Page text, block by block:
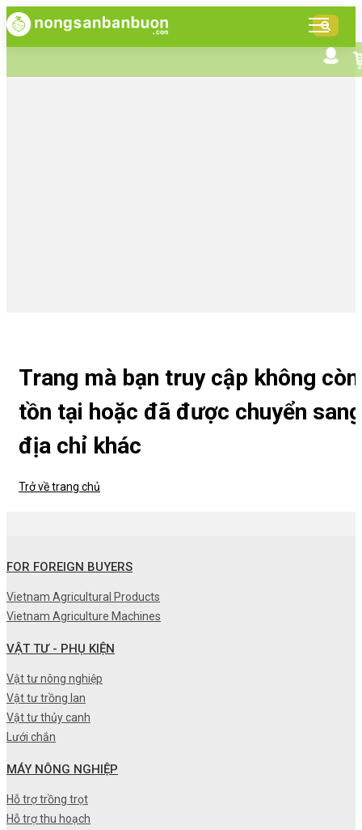
MỤC
Trang mà bạn truy cập không còn
tồn tại hoặc đã được chuyển sang
địa chỉ khác
Trở về trang chủ
FOR FOREIGN BUYERS
Vietnam Agricultural Products
Vietnam Agriculture Machines
VẬT TƯ - PHỤ KIỆN
Vật tư nông nghiệp
Vật tư trồng lan
Vật tư thủy canh
Lưới chắn
MÁY NÔNG NGHIỆP
Hỗ trợ trồng trọt
Hỗ trợ thu hoạch